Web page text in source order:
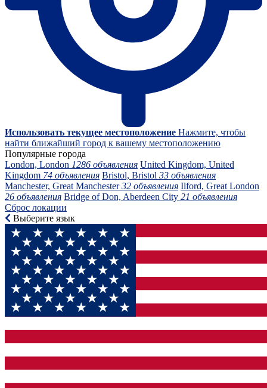
Использовать текущее местоположение Нажмите, чтобы
найти ближайший город к вашему местоположению
Популярные города
London, London 1286 объявления United Kingdom, United
Kingdom 74 объявления Bristol, Bristol 33 объявления
Manchester, Great Manchester32 объявления Ilford, Great London
26 объявления Bridge of Don, Aberdeen City 21 объявления
Сброс локации
Выберите язык